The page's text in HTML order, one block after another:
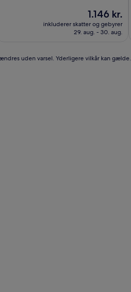
Prisen
1.146 kr.
1.146 kr.
inkluderer skatter og gebyrer
29. aug. - 30. aug.
uden varsel. Yderligere vilkår kan gælde.